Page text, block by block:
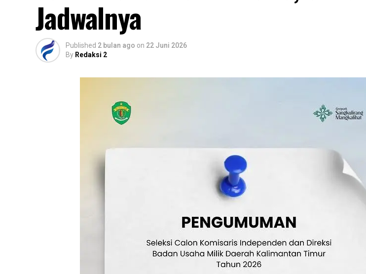
Jadwalnya
Published 2 bulan ago on 22 Juni 2026
By Redaksi 2